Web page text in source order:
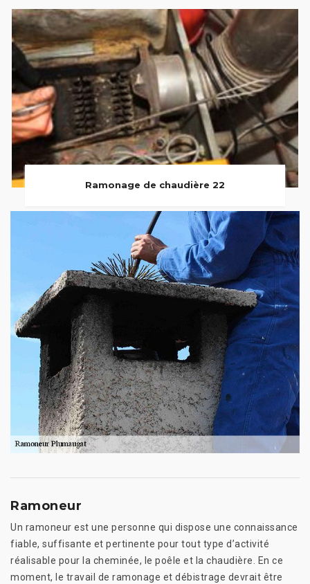
Ramonage de chaudière 22
Ramoneur
Un ramoneur est une personne qui dispose une connaissance
fiable, suffisante et pertinente pour tout type d’activité
réalisable pour la cheminée, le poêle et la chaudière. En ce
moment, le travail de ramonage et débistrage devrait être